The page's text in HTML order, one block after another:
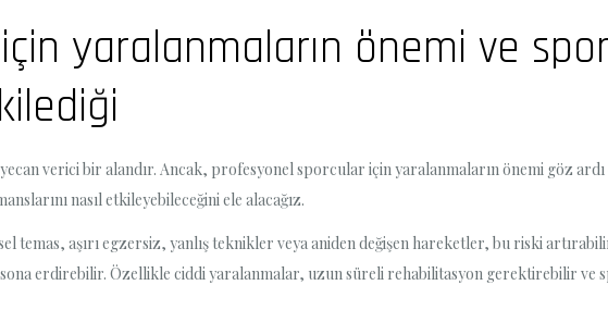
yaralanmaların önemi ve spor
verici bir alandır. Ancak, profesyonel sporcular için yaralanmaların önemi göz
nasıl etkileyebileceğini ele alacağız.
aşırı egzersiz, yanlış teknikler veya aniden değişen hareketler, bu riski
erdirebilir. Özellikle ciddi yaralanmalar, uzun süreli rehabilitasyon gerektirebilir